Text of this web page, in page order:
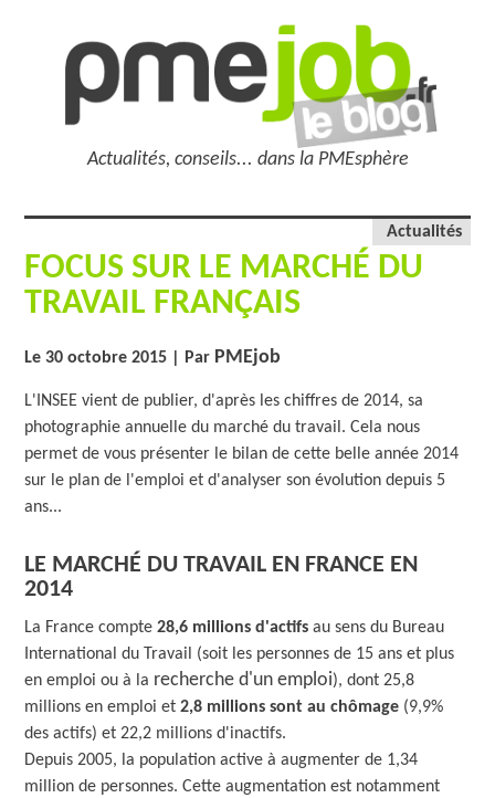
Actualités, conseils... dans la PMEsphère
Actualités
FOCUS SUR LE MARCHÉ DU
TRAVAIL FRANÇAIS
Le 30 octobre 2015 | Par PMEjob
L'INSEE vient de publier, d'après les chiffres de 2014, sa
photographie annuelle du marché du travail. Cela nous
permet de vous présenter le bilan de cette belle année 2014
sur le plan de l'emploi et d'analyser son évolution depuis 5
ans...
LE MARCHÉ DU TRAVAIL EN FRANCE EN
2014
La France compte28,6 millions d'actifs au sens du Bureau
International du Travail (soit les personnes de 15 ans et plus
en emploi ou à la recherche d'un emploi), dont 25,8
millions en emploi et2,8 millions sont au chômage (9,9%
des actifs) et 22,2 millions d'inactifs.
Depuis 2005, la population active à augmenter de 1,34
million de personnes. Cette augmentation est notamment